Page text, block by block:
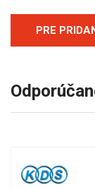
PRE